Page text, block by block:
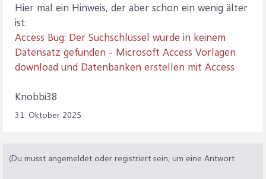
Hier mal ein Hinweis, der aber schon ein wenig älter
ist:
Access Bug: Der Suchschlüssel wurde in keinem
Datensatz gefunden - Microsoft Access Vorlagen
download und Datenbanken erstellen mit Access
Knobbi38
31. Oktober 2025
(Du musst angemeldet oder registriert sein, um eine Antwort